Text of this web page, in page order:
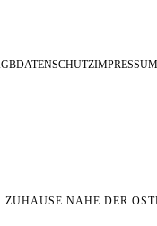
DATENSCHUTZIMPRESSUM
NAHE DER